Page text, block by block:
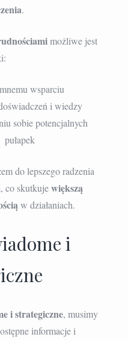
.
możliwe jest
wsparciu
i wiedzy
sobie potencjalnych
pułapek
do lepszego radzenia
co skutkujewiększą
w działaniach.
i
i strategiczne, musimy
informacje i